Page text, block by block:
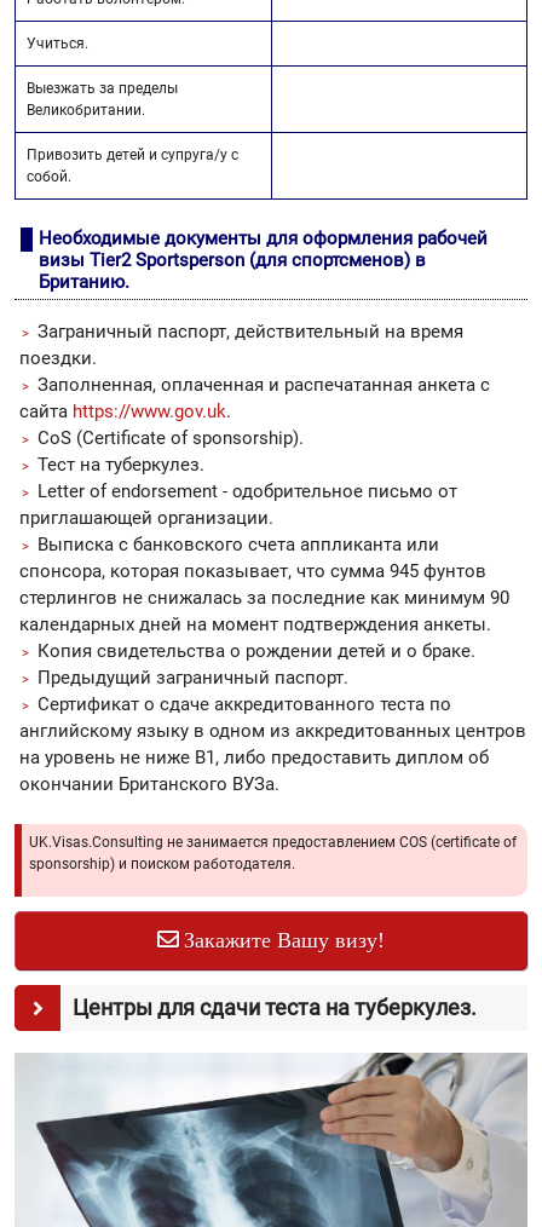
Учиться.
Выезжать за пределы
Великобритании.
Привозить детей и супруга/у с
собой.
Необходимые документы для оформления рабочей
визы Tier2 Sportsperson (для спортсменов) в
Британию.
Заграничный паспорт, действительный на время
поездки.
Заполненная, оплаченная и распечатанная анкета с
сайта https://www.gov.uk.
CoS (Certificate of sponsorship).
Тест на туберкулез.
Letter of endorsement - одобрительное письмо от
приглашающей организации.
Выписка с банковского счета аппликанта или
спонсора, которая показывает, что сумма 945 фунтов
стерлингов не снижалась за последние как минимум 90
календарных дней на момент подтверждения анкеты.
Копия свидетельства о рождении детей и о браке.
Предыдущий заграничный паспорт.
Сертификат о сдаче аккредитованного теста по
английскому языку в одном из аккредитованных центров
на уровень не ниже B1, либо предоставить диплом об
окончании Британского ВУЗа.
UK.Visas.Consulting не занимается предоставлением COS (certificate of
sponsorship) и поиском работодателя.
Закажите Вашу визу!
Центры для сдачи теста на туберкулез.